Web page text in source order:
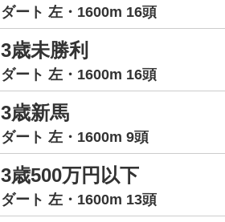
ダート 左・1600m 16頭
3歳未勝利
ダート 左・1600m 16頭
3歳新馬
ダート 左・1600m 9頭
3歳500万円以下
ダート 左・1600m 13頭